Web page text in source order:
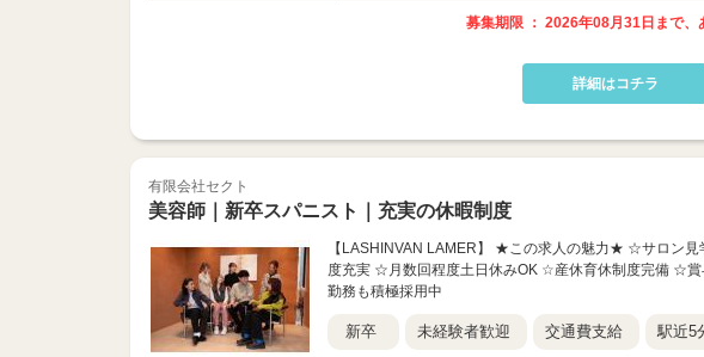
募集期限 ： 2026年08月31日まで、
詳細はコチラ
有限会社セクト
美容師｜新卒スパニスト｜充実の休暇制度
【LASHINVAN LAMER】 ★この求人の魅力★ ☆サロン
度充実 ☆月数回程度土日休みOK ☆産休育休制度完備 ☆
勤務も積極採用中
新卒 未経験者歓迎 交通費支給 駅近5